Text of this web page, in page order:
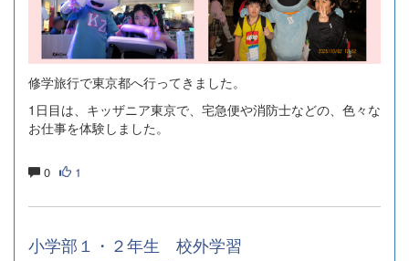
修学旅行で東京都へ行ってきました。
1日目は、キッザニア東京で、宅急便や消防士などの、色々な
お仕事を体験しました。
0 1
小学部１・２年生 校外学習